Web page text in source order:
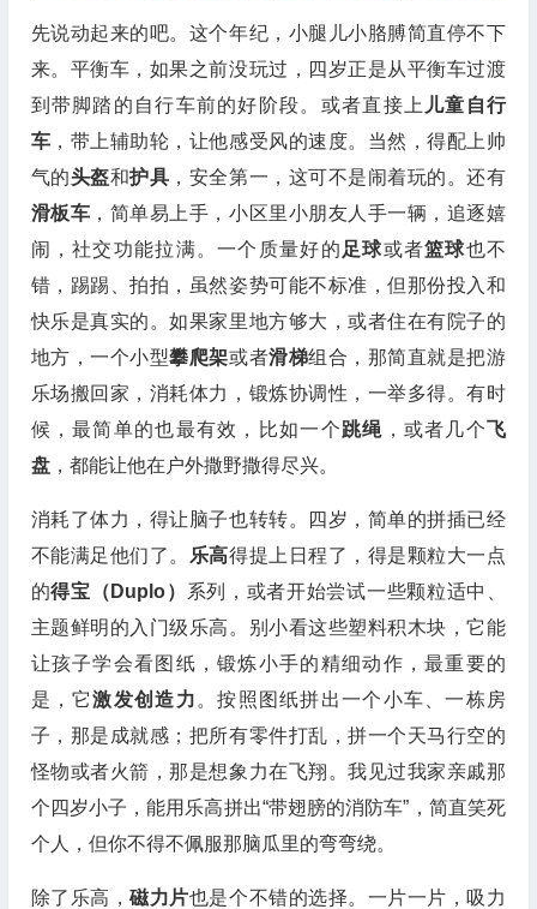
先说动起来的吧。这个年纪，小腿儿小胳膊简直停不下
来。平衡车，如果之前没玩过，四岁正是从平衡车过渡
到带脚踏的自行车前的好阶段。或者直接上 儿童自行
车 ，带上辅助轮，让他感受风的速度。当然，得配上帅
气的头盔和护具 ，安全第一，这可不是闹着玩的。还有
滑板车 ，简单易上手，小区里小朋友人手一辆，追逐嬉
闹，社交功能拉满。一个质量好的 足球或者篮球也不
错，踢踢、拍拍，虽然姿势可能不标准，但那份投入和
快乐是真实的。如果家里地方够大，或者住在有院子的
地方，一个小型攀爬架或者滑梯组合，那简直就是把游
乐场搬回家，消耗体力，锻炼协调性，一举多得。有时
候，最简单的也最有效，比如一个跳绳 ，或者几个飞
盘，都能让他在户外撒野撒得尽兴。
消耗了体力，得让脑子也转转。四岁，简单的拼插已经
不能满足他们了。 乐高得提上日程了，得是颗粒大一点
的得宝（Duplo） 系列，或者开始尝试一些颗粒适中、
主题鲜明的入门级乐高。别小看这些塑料积木块，它能
让孩子学会看图纸，锻炼小手的精细动作，最重要的
是，它激发创造力 。按照图纸拼出一个小车、一栋房
子，那是成就感；把所有零件打乱，拼一个天马行空的
怪物或者火箭，那是想象力在飞翔。我见过我家亲戚那
个四岁小子，能用乐高拼出“带翅膀的消防车”，简直笑死
个人，但你不得不佩服那脑瓜里的弯弯绕。
除了乐高，磁力片也是个不错的选择。一片一片，吸力